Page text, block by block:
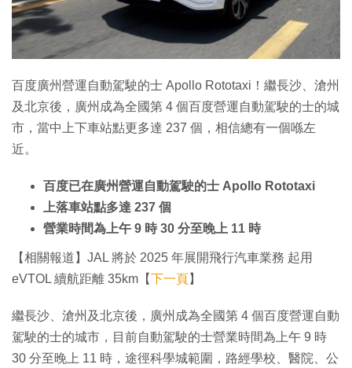
百度廣州營運自動駕駛的士 Apollo Rototaxi！繼長沙、滄州
及北京後，廣州成為全國第 4 個百度營運自動駕駛的士的城
市，當中上下車站點更多達 237 個，相信總有一個喺左
近。
百度已在廣州營運自動駕駛的士 Apollo Rototaxi
上落車站點多達 237 個
營業時間為上午 9 時 30 分至晚上 11 時
【相關報道】JAL 將於 2025 年展開飛行汽車業務 起用
eVTOL 續航距離 35km【下一頁】
繼長沙、滄州及北京後，廣州成為全國第 4 個百度營運自動
駕駛的士的城市，目前自動駕駛的士營業時間為上午 9 時
30 分至晚上 11 時，途徑科學城範圍，路經學校、醫院、公